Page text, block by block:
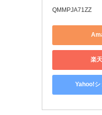
QMMPJA71ZZ
楽
Yahoo!シ